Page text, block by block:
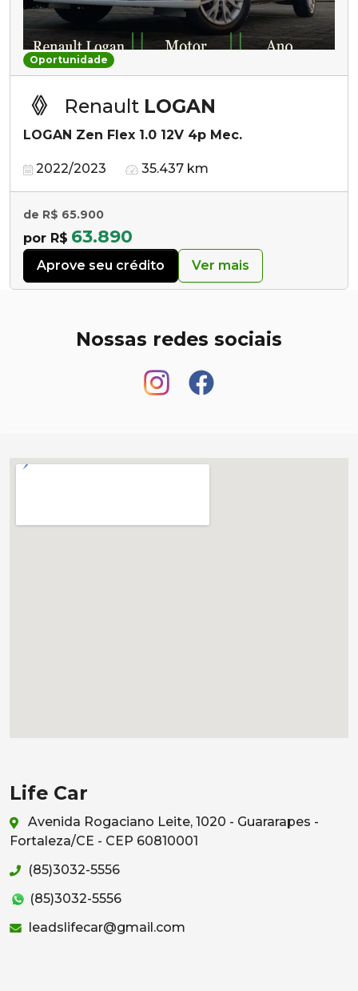
Oportunidade
Renault LOGAN
LOGAN Zen Flex 1.0 12V 4p Mec.
2022/2023 35.437 km
de R$ 65.900
por R$ 63.890
Aprove seu crédito Ver mais
Nossas redes sociais
Life Car
Avenida Rogaciano Leite, 1020 - Guararapes -
Fortaleza/CE - CEP 60810001
(85)3032-5556
(85)3032-5556
leadslifecar@gmail.com